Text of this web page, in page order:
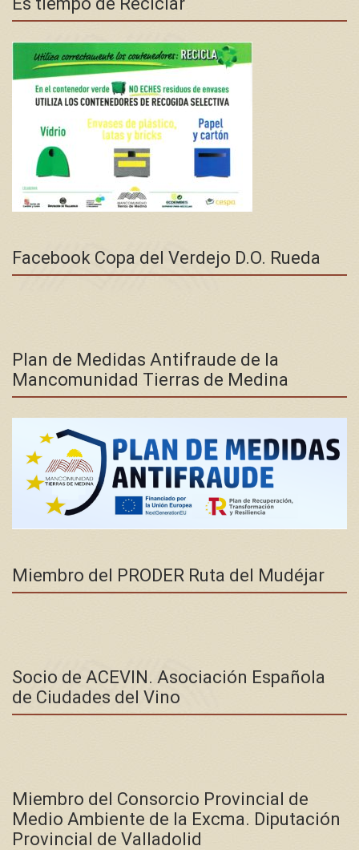
Facebook Copa del Verdejo D.O. Rueda
Plan de Medidas Antifraude de la
Mancomunidad Tierras de Medina
Miembro del PRODER Ruta del Mudéjar
Socio de ACEVIN. Asociación Española
de Ciudades del Vino
Miembro del Consorcio Provincial de
Medio Ambiente de la Excma. Diputación
Provincial de Valladolid